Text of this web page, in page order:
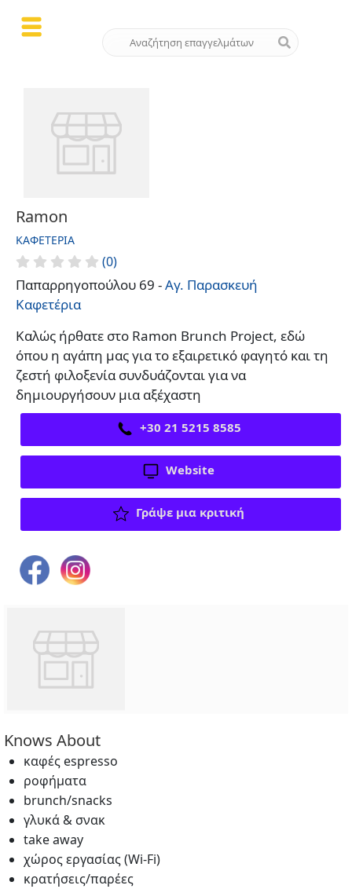
Ramon
ΚΑΦΕΤΈΡΙΑ
(0)
Παπαρρηγοπούλου 69 -Αγ. Παρασκευή
Καφετέρια
Καλώς ήρθατε στο Ramon Brunch Project, εδώ
όπου η αγάπη μας για το εξαιρετικό φαγητό και τη
ζεστή φιλοξενία συνδυάζονται για να
δημιουργήσουν μια αξέχαστη
+30 21 5215 8585
Website
Γράψε μια κριτική
Knows About
καφές espresso
ροφήματα
brunch/snacks
γλυκά & σνακ
take away
χώρος εργασίας (Wi‑Fi)
κρατήσεις/παρέες